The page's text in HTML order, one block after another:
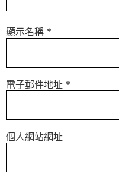
顯示名稱 *
電子郵件地址 *
個人網站網址